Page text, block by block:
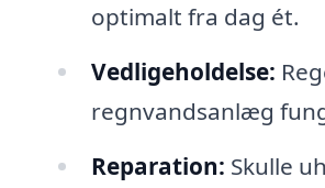
optimalt fra dag ét.
Vedligeholdelse:
regnvandsanlæg
Reparation: Skulle